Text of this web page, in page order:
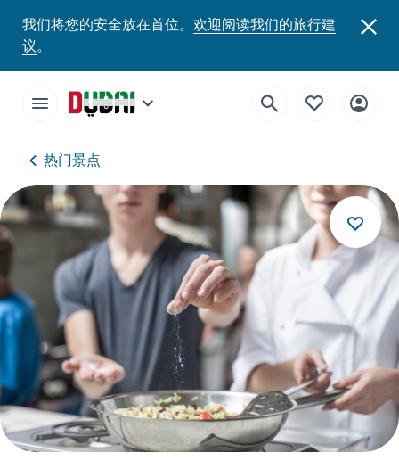
我们将您的安全放在首位。 欢迎阅读我们的旅行建
议。
热门景点